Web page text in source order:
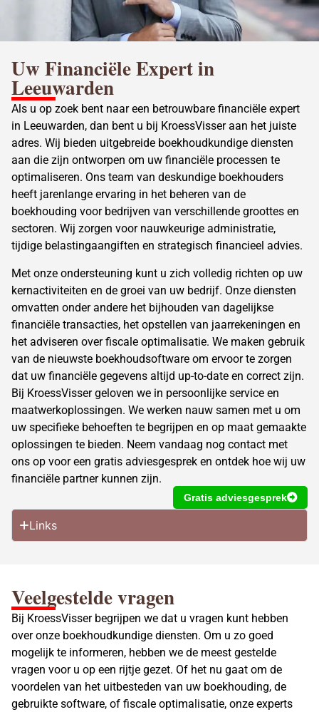
Uw Financiële Expert in
Leeuwarden
Als u op zoek bent naar een betrouwbare financiële expert
in Leeuwarden, dan bent u bij KroessVisser aan het juiste
adres. Wij bieden uitgebreide boekhoudkundige diensten
aan die zijn ontworpen om uw financiële processen te
optimaliseren. Ons team van deskundige boekhouders
heeft jarenlange ervaring in het beheren van de
boekhouding voor bedrijven van verschillende groottes en
sectoren. Wij zorgen voor nauwkeurige administratie,
tijdige belastingaangiften en strategisch financieel advies.
Met onze ondersteuning kunt u zich volledig richten op uw
kernactiviteiten en de groei van uw bedrijf. Onze diensten
omvatten onder andere het bijhouden van dagelijkse
financiële transacties, het opstellen van jaarrekeningen en
het adviseren over fiscale optimalisatie. We maken gebruik
van de nieuwste boekhoudsoftware om ervoor te zorgen
dat uw financiële gegevens altijd up-to-date en correct zijn.
Bij KroessVisser geloven we in persoonlijke service en
maatwerkoplossingen. We werken nauw samen met u om
uw specifieke behoeften te begrijpen en op maat gemaakte
oplossingen te bieden. Neem vandaag nog contact met
ons op voor een gratis adviesgesprek en ontdek hoe wij uw
financiële partner kunnen zijn.
Gratis adviesgesprek
Links
Veelgestelde vragen
Bij KroessVisser begrijpen we dat u vragen kunt hebben
over onze boekhoudkundige diensten. Om u zo goed
mogelijk te informeren, hebben we de meest gestelde
vragen voor u op een rijtje gezet. Of het nu gaat om de
voordelen van het uitbesteden van uw boekhouding, de
gebruikte software, of fiscale optimalisatie, onze experts